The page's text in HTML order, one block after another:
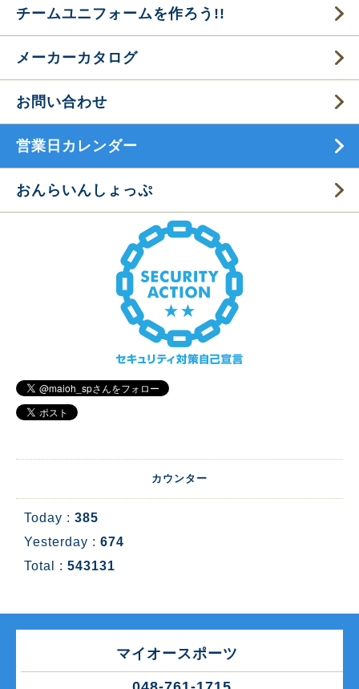
チームユニフォームを作ろう!!
メーカーカタログ
お問い合わせ
営業日カレンダー
おんらいんしょっぷ
カウンター
Today : 385
Yesterday : 674
Total : 543131
マイオースポーツ